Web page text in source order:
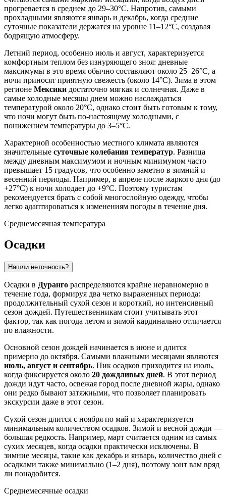
прогревается в среднем до 29–30°C. Напротив, самыми
прохладными являются январь и декабрь, когда средние
суточные показатели держатся на уровне 11–12°C, создавая
бодрящую атмосферу.
Летний период, особенно июль и август, характеризуется
комфортным теплом без изнуряющего зноя: дневные
максимумы в это время обычно составляют около 25–26°C, а
ночи приносят приятную свежесть (около 14°C). Зима в этом
регионе Мексики достаточно мягкая и солнечная. Даже в
самые холодные месяцы днем можно наслаждаться
температурой около 20°C, однако стоит быть готовым к тому,
что ночи могут быть по-настоящему холодными, с
понижением температуры до 3–5°C.
Характерной особенностью местного климата являются
значительные суточные колебания температур. Разница
между дневным максимумом и ночным минимумом часто
превышает 15 градусов, что особенно заметно в зимний и
весенний периоды. Например, в апреле после жаркого дня (до
+27°C) к ночи холодает до +9°C. Поэтому туристам
рекомендуется брать с собой многослойную одежду, чтобы
легко адаптироваться к изменениям погоды в течение дня.
Среднемесячная температура
Осадки
Нашли неточность?
Осадки в Дуранго распределяются крайне неравномерно в
течение года, формируя два четко выраженных периода:
продолжительный сухой сезон и короткий, но интенсивный
сезон дождей. Путешественникам стоит учитывать этот
фактор, так как погода летом и зимой кардинально отличается
по влажности.
Основной сезон дождей начинается в июне и длится
примерно до октября. Самыми влажными месяцами являются
июль, август и сентябрь. Пик осадков приходится на июль,
когда фиксируется около 20 дождливых дней. В этот период
дожди идут часто, освежая город после дневной жары, однако
они редко бывают затяжными, что позволяет планировать
экскурсии даже в этот сезон.
Сухой сезон длится с ноября по май и характеризуется
минимальным количеством осадков. Зимой и весной дожди —
большая редкость. Например, март считается одним из самых
сухих месяцев, когда осадки практически исключены. В
зимние месяцы, такие как декабрь и январь, количество дней с
осадками также минимально (1–2 дня), поэтому зонт вам вряд
ли понадобится.
Среднемесячные осадки